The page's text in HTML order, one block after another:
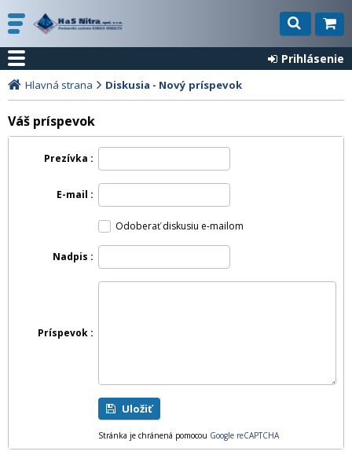
Prihlásenie
Hlavná strana Diskusia - Nový príspevok
Váš príspevok
Prezívka
E-mail
Odoberať diskusiu e-mailom
Nadpis
Príspevok
Uložiť
Stránka je chránená pomocou Google reCAPTCHA